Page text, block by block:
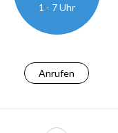
1 - 7 Uhr
Anrufen